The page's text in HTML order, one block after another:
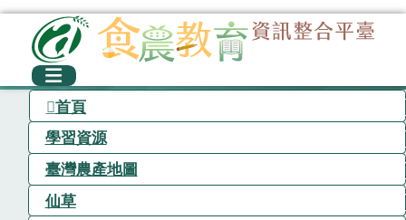
首頁
學習資源
臺灣農產地圖
仙草